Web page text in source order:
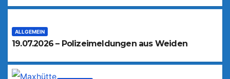
ALLGEMEIN
19.07.2026 – Polizeimeldungen aus Weiden